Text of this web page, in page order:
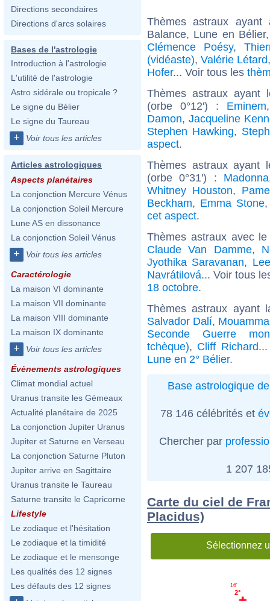
Directions secondaires
Directions d'arcs solaires
Bases de l'astrologie
Introduction à l'astrologie
L'utilité de l'astrologie
Astro sidérale ou tropicale ?
Le signe du Bélier
Le signe du Taureau
+ Voir tous les articles
Articles astrologiques
Aspects planétaires
La conjonction Mercure Vénus
La conjonction Soleil Mercure
Lune AS en dissonance
La conjonction Soleil Vénus
+ Voir tous les articles
Caractérologie
La maison VI dominante
La maison VII dominante
La maison VIII dominante
La maison IX dominante
+ Voir tous les articles
Évènements astrologiques
Climat mondial actuel
Uranus transite les Gémeaux
Actualité planétaire de 2025
La conjonction Jupiter Uranus
Jupiter et Saturne en Verseau
La conjonction Saturne Pluton
Jupiter arrive en Sagittaire
Uranus transite le Taureau
Saturne transite le Capricorne
Lifestyle
Le zodiaque et l'hésitation
Le zodiaque et la timidité
Le zodiaque et le mensonge
Les qualités des 12 signes
Les défauts des 12 signes
Thèmes astraux
Balance, Lune en
Clémence Poésy,
(vidéaste), Valérie Létard
Hofer... Voir tous les
Thèmes astraux ayant
(orbe 0°12') : Eminem
Damon, Jacqueline
Stephen Hawking,
aspect.
Thèmes astraux ayant
(orbe 0°31') : Madonna
Whitney Houston,
Beckham, Emma Stone
cet aspect.
Thèmes astraux avec
Claude Van Damme,
Jyothika Saravanan,
Navrátilová... Voir tous
18 octobre.
Thèmes astraux
Salvador Dalí,
Seconde Guerre
tchèque), Cliff Richard
Lune en 2° Bélier.
Base astrologique
78 146 célébrités et
Chercher par
1 207
Carte du ciel de
Placidus)
Sélectionnez
2°
16'